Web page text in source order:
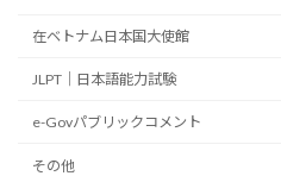
在ベトナム日本国大使館
JLPT｜日本語能力試験
e-Govパブリックコメント
その他